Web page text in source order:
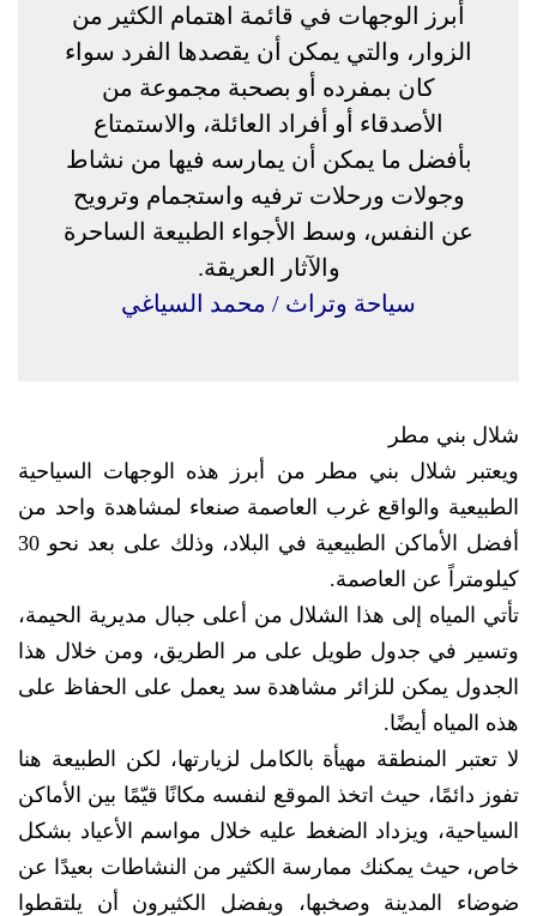
أبرز الوجهات في قائمة اهتمام الكثير من
الزوار، والتي يمكن أن يقصدها الفرد سواء
كان بمفرده أو بصحبة مجموعة من
الأصدقاء أو أفراد العائلة، والاستمتاع
بأفضل ما يمكن أن يمارسه فيها من نشاط
وجولات ورحلات ترفيه واستجمام وترويح
عن النفس، وسط الأجواء الطبيعة الساحرة
والآثار العريقة.
سياحة وتراث / محمد السياغي
شلال بني مطر
ويعتبر شلال بني مطر من أبرز هذه الوجهات السياحية
الطبيعية والواقع غرب العاصمة صنعاء لمشاهدة واحد من
أفضل الأماكن الطبيعية في البلاد، وذلك على بعد نحو 30
كيلومتراً عن العاصمة.
تأتي المياه إلى هذا الشلال من أعلى جبال مديرية الحيمة،
وتسير في جدول طويل على مر الطريق، ومن خلال هذا
الجدول يمكن للزائر مشاهدة سد يعمل على الحفاظ على
هذه المياه أيضًا.
لا تعتبر المنطقة مهيأة بالكامل لزيارتها، لكن الطبيعة هنا
تفوز دائمًا، حيث اتخذ الموقع لنفسه مكانًا قيّمًا بين الأماكن
السياحية، ويزداد الضغط عليه خلال مواسم الأعياد بشكل
خاص، حيث يمكنك ممارسة الكثير من النشاطات بعيدًا عن
ضوضاء المدينة وصخبها، ويفضل الكثيرون أن يلتقطوا